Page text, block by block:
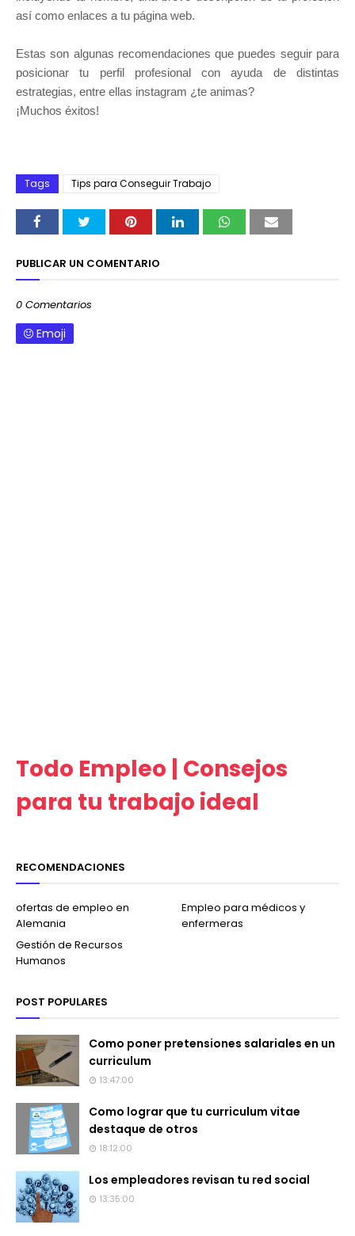
así como enlaces a tu página web.
Estas son algunas recomendaciones que puedes seguir para
posicionar tu perfil profesional con ayuda de distintas
estrategias, entre ellas instagram ¿te animas?
¡Muchos éxitos!
Tags Tips para Conseguir Trabajo
PUBLICAR UN COMENTARIO
0 Comentarios
Emoji
Todo Empleo | Consejos
para tu trabajo ideal
RECOMENDACIONES
ofertas de empleo en
Alemania
Empleo para médicos y
enfermeras
Gestión de Recursos
Humanos
POST POPULARES
Como poner pretensiones salariales en un
curriculum
13:47:00
Como lograr que tu curriculum vitae
destaque de otros
18:12:00
Los empleadores revisan tu red social
13:35:00